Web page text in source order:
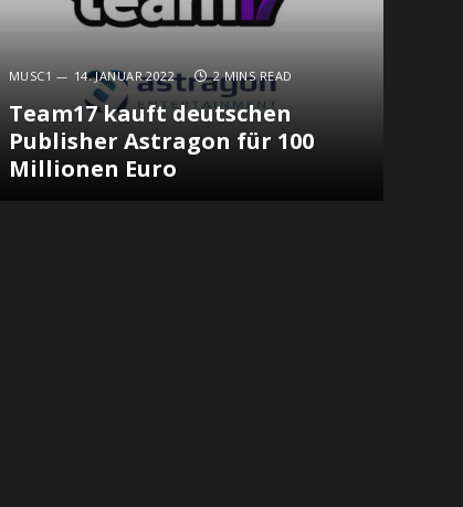
MUSC1 14. JANUAR 2022 2 MINS READ
Team17 kauft deutschen
Publisher Astragon für 100
Millionen Euro